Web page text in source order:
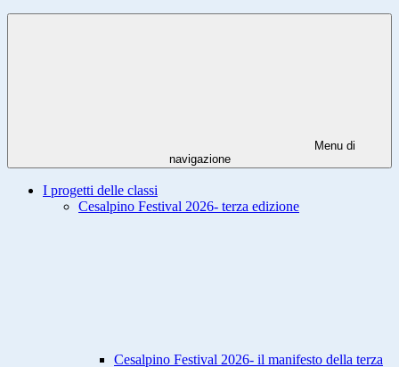
Menu di
navigazione
I progetti delle classi
Cesalpino Festival 2026- terza edizione
Cesalpino Festival 2026- il manifesto della terza